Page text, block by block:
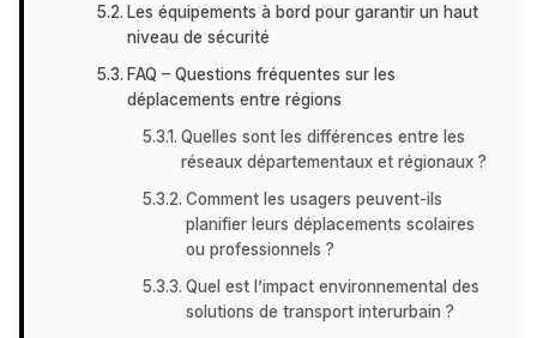
Les équipements à bord pour garantir un haut
niveau de sécurité
FAQ – Questions fréquentes sur les
déplacements entre régions
Quelles sont les différences entre les
réseaux départementaux et régionaux ?
Comment les usagers peuvent-ils
planifier leurs déplacements scolaires
ou professionnels ?
Quel est l’impact environnemental des
solutions de transport interurbain ?